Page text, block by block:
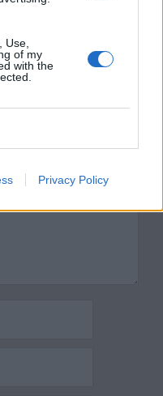
Use,
of my
with the
Privacy Policy